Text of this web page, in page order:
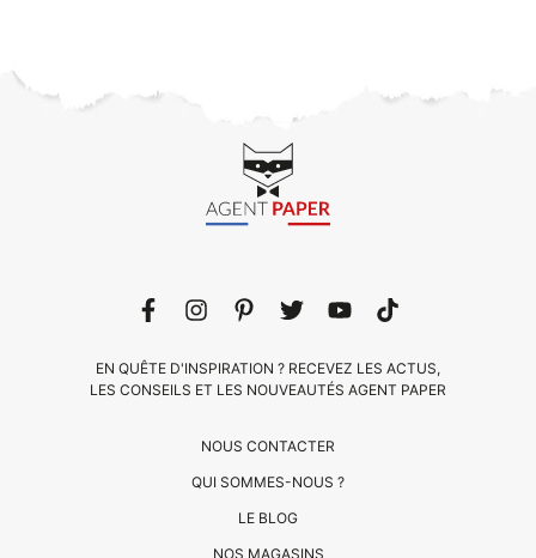
NOUS CONTACTER
QUI SOMMES-NOUS ?
LE BLOG
NOS MAGASINS
EN QUÊTE D'INSPIRATION ? RECEVEZ LES ACTUS,
LES CONSEILS ET LES NOUVEAUTÉS AGENT PAPER